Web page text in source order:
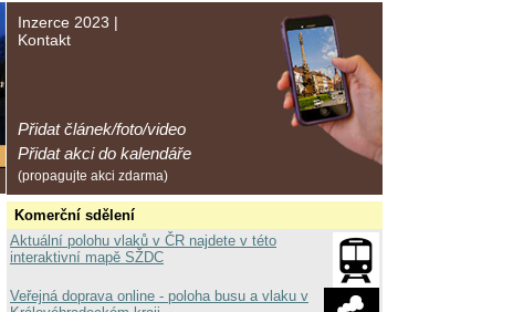
Inzerce 2023 |
Kontakt
Přidat článek/foto/video
Přidat akci do kalendáře
(propagujte akci zdarma)
Komerční sdělení
Aktuální polohu vlaků v ČR najdete v této
interaktivní mapě SŽDC
Veřejná doprava online - poloha busu a vlaku v